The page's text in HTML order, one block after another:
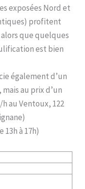
exposées Nord et
profitent
que quelques
est bien
également d’un
au prix d’un
au Ventoux, 122
à 17h)